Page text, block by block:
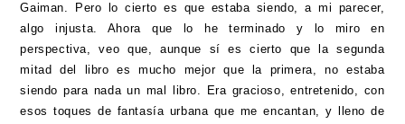
Gaiman. Pero lo cierto es que estaba siendo, a mi parecer,
algo injusta. Ahora que lo he terminado y lo miro en
perspectiva, veo que, aunque sí es cierto que la segunda
mitad del libro es mucho mejor que la primera, no estaba
siendo para nada un mal libro. Era gracioso, entretenido, con
esos toques de fantasía urbana que me encantan, y lleno de